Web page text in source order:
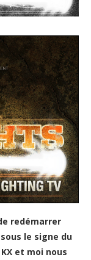
redémarrer
le signe du
et moi nous